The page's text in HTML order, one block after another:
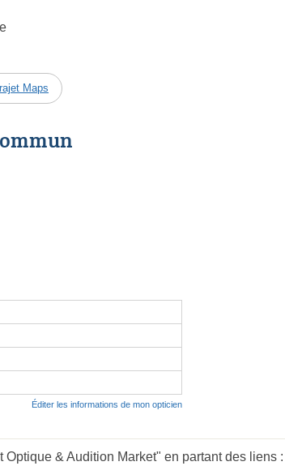
Maps
Éditer les informations de mon opticien
& Audition Market" en partant des liens :